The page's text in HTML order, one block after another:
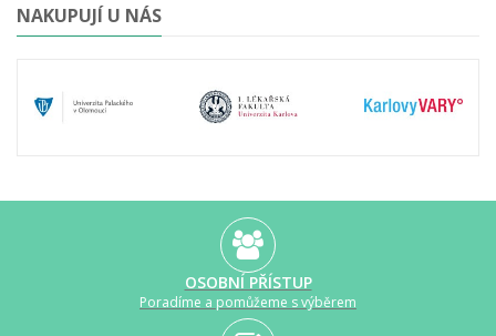
NAKUPUJÍ U NÁS
OSOBNÍ PŘÍSTUP
Poradíme a pomůžeme s výběrem